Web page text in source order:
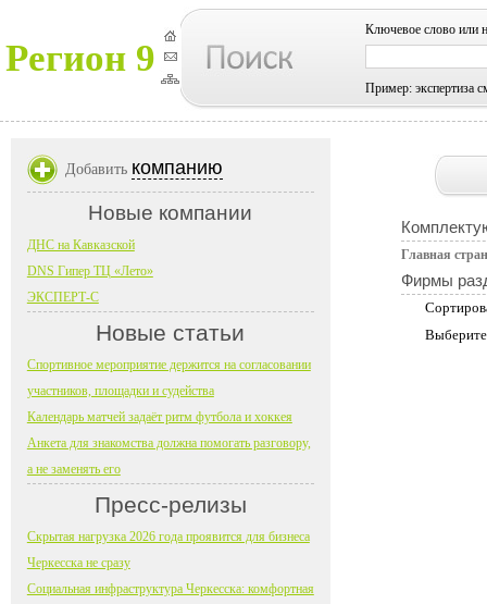
Регион 9
Ключевое слово или
Пример: экспертиза
Главная
Фирмы
Добавить компанию
Новые компании
ДНС на Кавказской
DNS Гипер ТЦ «Лето»
ЭКСПЕРТ-С
Новые статьи
Спортивное мероприятие держится на согласовании
участников, площадки и судейства
Календарь матчей задаёт ритм футбола и хоккея
Анкета для знакомства должна помогать разговору,
а не заменять его
Пресс-релизы
Скрытая нагрузка 2026 года проявится для бизнеса
Черкесска не сразу
Социальная инфраструктура Черкесска: комфортная